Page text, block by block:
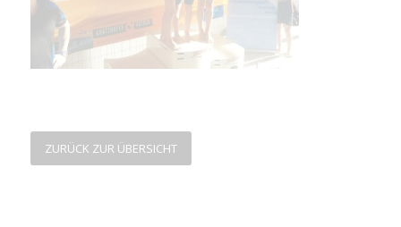
ZURÜCK ZUR ÜBERSICHT